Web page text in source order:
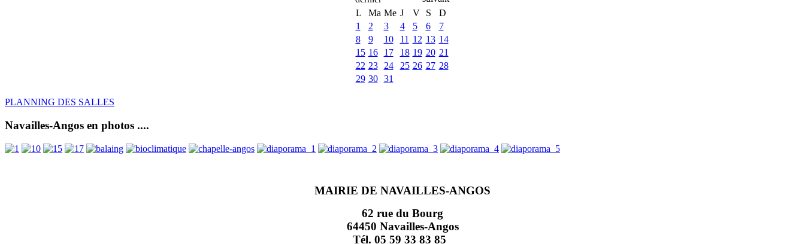
L
Ma Me J V S
D
1
2 3 4 5 6
7
8
9 10 11 12 13 14
15 16 17 18 19 20 21
22 23 24 25 26 27 28
29 30 31
PLANNING DES SALLES
Navailles-Angos en photos ....
MAIRIE DE NAVAILLES-ANGOS
62 rue du Bourg
64450 Navailles-Angos
Tél. 05 59 33 83 85